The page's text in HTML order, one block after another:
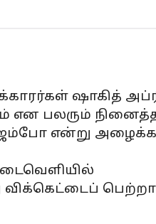
ஷாகித்
என பலரும்
ஜம்போ என்று
விக்கெட்டைப்